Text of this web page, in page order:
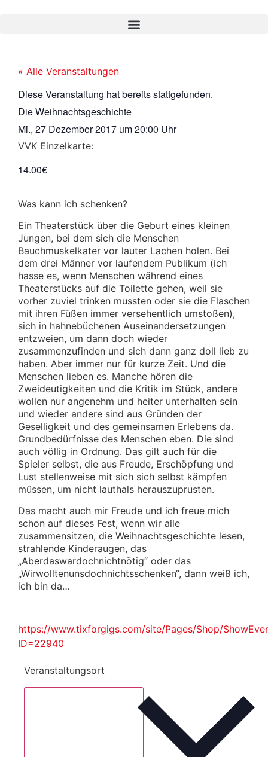
« Alle Veranstaltungen
Diese Veranstaltung hat bereits stattgefunden.
Die Weihnachtsgeschichte
Mi., 27 Dezember 2017 um20:00 Uhr
VVK Einzelkarte:
14.00€
Was kann ich schenken?
Ein Theaterstück über die Geburt eines kleinen
Jungen, bei dem sich die Menschen
Bauchmuskelkater vor lauter Lachen holen. Bei
dem drei Männer vor laufendem Publikum (ich
hasse es, wenn Menschen während eines
Theaterstücks auf die Toilette gehen, weil sie
vorher zuviel trinken mussten oder sie die Flaschen
mit ihren Füßen immer versehentlich umstoßen),
sich in hahnebüchenen Auseinandersetzungen
entzweien, um dann doch wieder
zusammenzufinden und sich dann ganz doll lieb zu
haben. Aber immer nur für kurze Zeit. Und die
Menschen lieben es. Manche hören die
Zweideutigkeiten und die Kritik im Stück, andere
wollen nur angenehm und heiter unterhalten sein
und wieder andere sind aus Gründen der
Geselligkeit und des gemeinsamen Erlebens da.
Grundbedürfnisse des Menschen eben. Die sind
auch völlig in Ordnung. Das gilt auch für die
Spieler selbst, die aus Freude, Erschöpfung und
Lust stellenweise mit sich sich selbst kämpfen
müssen, um nicht lauthals herauszuprusten.
Das macht auch mir Freude und ich freue mich
schon auf dieses Fest, wenn wir alle
zusammensitzen, die Weihnachtsgeschichte lesen,
strahlende Kinderaugen, das
„Aberdaswardochnichtnötig“ oder das
„Wirwolltenunsdochnichtsschenken“, dann weiß ich,
ich bin da…
https://www.tixforgigs.com/site/Pages/Shop/
ID=22940
Veranstaltungsort